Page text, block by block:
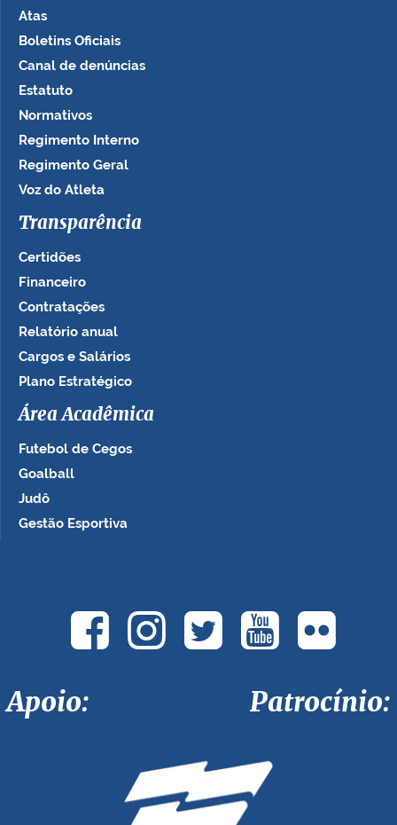
Atas
Boletins Oficiais
Canal de denúncias
Estatuto
Normativos
Regimento Interno
Regimento Geral
Voz do Atleta
Transparência
Certidões
Financeiro
Contratações
Relatório anual
Cargos e Salários
Plano Estratégico
Área Acadêmica
Futebol de Cegos
Goalball
Judô
Gestão Esportiva
Apoio: Patrocínio: